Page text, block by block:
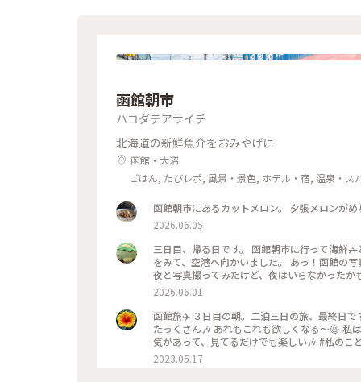
函館朝市
ハコダテアサイチ
北海道の新鮮魚介をおみやげに
函館・大沼
ごはん, たびレポ, 風景・景色, ホテル・宿, 温泉・ス
函館朝市にあるカットメロン。 夕張メロンが
2026.06.05
三日目、帰る日です。 函館朝市に行って海鮮
をみて、空港へ向かいました。 あっ！函館の
夜と写真撮ってみたけど、夜はいらなかったかも笑 三日間通して食事は特に大満足🍽️ 海鮮とアイスクリ
さん食べた🍨 初めての函館旅行はめっちゃ楽しかった💕 今回
Hakodate Morning Market and enjoyed fresh seafood and fruit. The
three day. We ate plenty of seafood and ice cream. Our first trip to Hakodate was so much fun! #函館旅行 #
青函連絡船 #八幡坂 #海鮮丼 #英語勉強中
2026.06.01
函館旅✈️ ３日目の朝。二泊三日の旅、最終日
たっくさん🎶 あれもこれも欲しくなる〜😆
2023.05.17